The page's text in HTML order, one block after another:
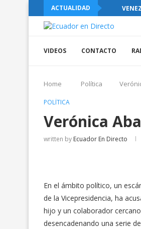
ACTUALIDAD
VIDEOS CONTACTO
Home Política
POLÍTICA
Verónica
written by Ecuador En Directo
En el ámbito político, un
de la Vicepresidencia, ha
hijo y un colaborador
desencadenando una serie